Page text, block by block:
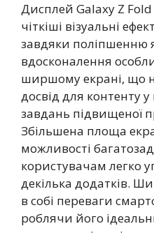
Дисплей Galaxy Z Fold
чіткіші візуальні
завдяки поліпшенню
вдосконалення
ширшому екрані, що
досвід для контенту у
завдань підвищеної
Збільшена площа
можливості
користувачам легко
декілька додатків.
в собі переваги
роблячи його